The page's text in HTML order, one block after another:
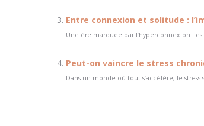
Entre connexion et solitude :
Une ère marquée par l’hyperconnexion
Peut-on vaincre le stress
Dans un monde où tout s’accélère, le